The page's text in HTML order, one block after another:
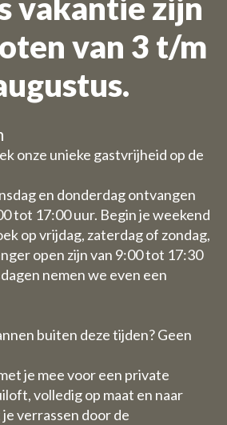
vakantie zijn
van 3 t/m
onze unieke gastvrijheid op de
en donderdag ontvangen
tot 17:00 uur. Begin je weekend
op vrijdag, zaterdag of zondag,
open zijn van 9:00 tot 17:30
nemen we even een
buiten deze tijden? Geen
je mee voor een private
volledig op maat en naar
verrassen door de